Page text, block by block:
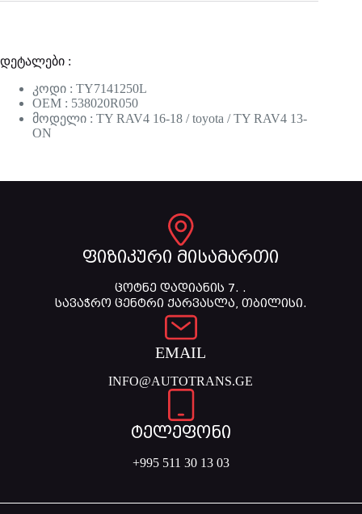
დეტალები :
კოდი : TY7141250L
OEM : 538020R050
მოდელი : TY RAV4 16-18 / toyota / TY RAV4 13-
ON
ფიზიკური მისამართი
ცოტნე დადიანის 7. .
სავაჭრო ცენტრი ქარვასლა, თბილისი.
EMAIL
INFO@AUTOTRANS.GE
ტელეფონი
+995 511 30 13 03